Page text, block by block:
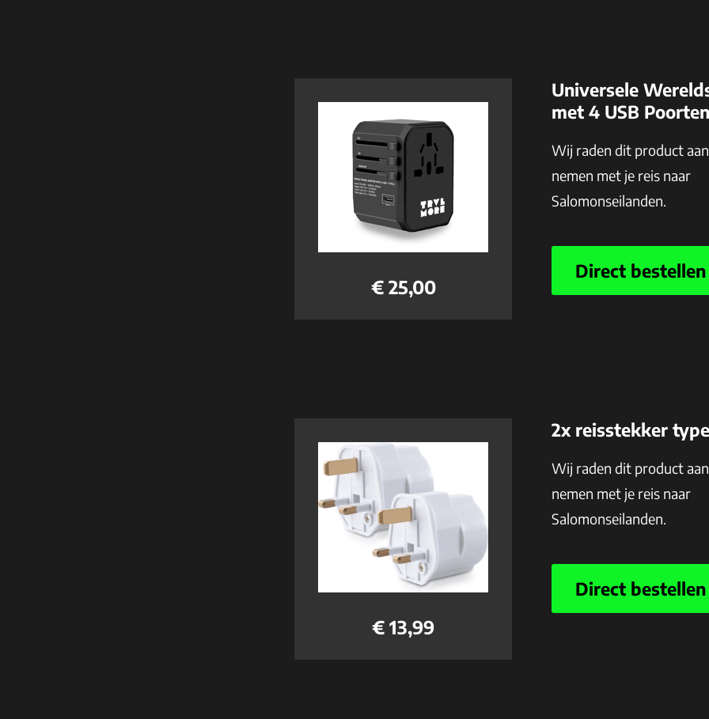
€ 25,00
Universele
met 4 USB Poorten
Wij raden dit product
nemen met je reis naar
Salomonseilanden.
Direct bestellen
€ 13,99
2x reisstekker
Wij raden dit product
nemen met je reis naar
Salomonseilanden.
Direct bestellen